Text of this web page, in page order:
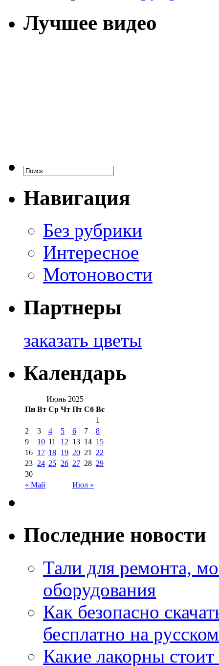
Лучшее видео
Навигация
Без рубрики
Интересное
Мотоновости
Партнеры
заказать цветы
Календарь
Июнь 2025
Пн Вт Ср Чт Пт Сб Вс
« Май Июл »
1
2
3 4 5 6 7
8
9
10 11 12 13 14 15
16 17 18 19 20 21
22
23 24 25 26 27 28 29
30
Последние новости
Тали для ремонта,
оборудования
Как безопасно
бесплатно на
Какие лакорны